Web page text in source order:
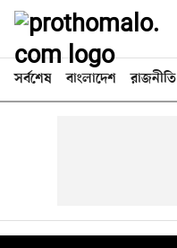
সর্বশেষ বাংলাদেশ রাজনীতি